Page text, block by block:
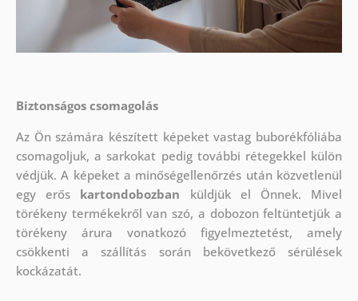
Biztonságos csomagolás
Az Ön számára készített képeket vastag buborékfóliába
csomagoljuk, a sarkokat pedig további rétegekkel külön
védjük.A képeket a minőségellenőrzés után közvetlenül
egy erős kartondobozban küldjük el Önnek. Mivel
törékeny termékekről van szó, a dobozon feltüntetjük a
törékeny árura vonatkozó figyelmeztetést, amely
csökkenti a szállítás során bekövetkező sérülések
kockázatát.